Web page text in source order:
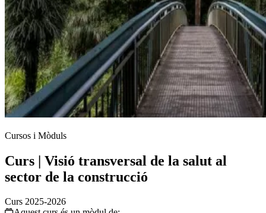
Cursos i Mòduls
Curs | Visió transversal de la salut al
sector de la construcció
Curs 2025-2026